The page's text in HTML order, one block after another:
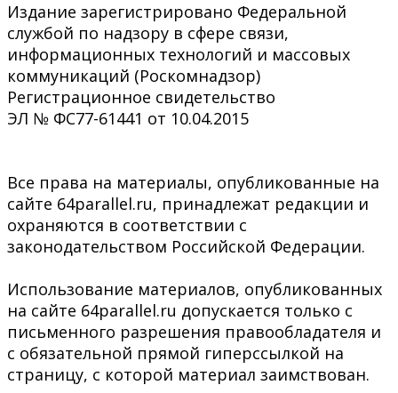
Издание зарегистрировано Федеральной
службой по надзору в сфере связи,
информационных технологий и массовых
коммуникаций (Роскомнадзор)
Регистрационное свидетельство
ЭЛ № ФС77-61441 от 10.04.2015
Все права на материалы, опубликованные на
сайте 64parallel.ru, принадлежат редакции и
охраняются в соответствии с
законодательством Российской Федерации.
Использование материалов, опубликованных
на сайте 64parallel.ru допускается только с
письменного разрешения правообладателя и
с обязательной прямой гиперссылкой на
страницу, с которой материал заимствован.